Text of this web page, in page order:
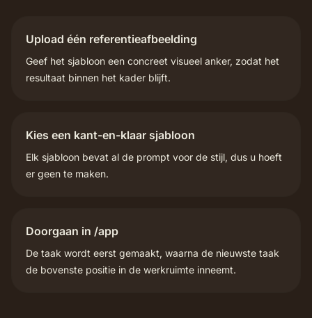
Upload één referentieafbeelding
Geef het sjabloon een concreet visueel anker, zodat het
resultaat binnen het kader blijft.
Kies een kant-en-klaar sjabloon
Elk sjabloon bevat al de prompt voor de stijl, dus u hoeft
er geen te maken.
Doorgaan in /app
De taak wordt eerst gemaakt, waarna de nieuwste taak
de bovenste positie in de werkruimte inneemt.